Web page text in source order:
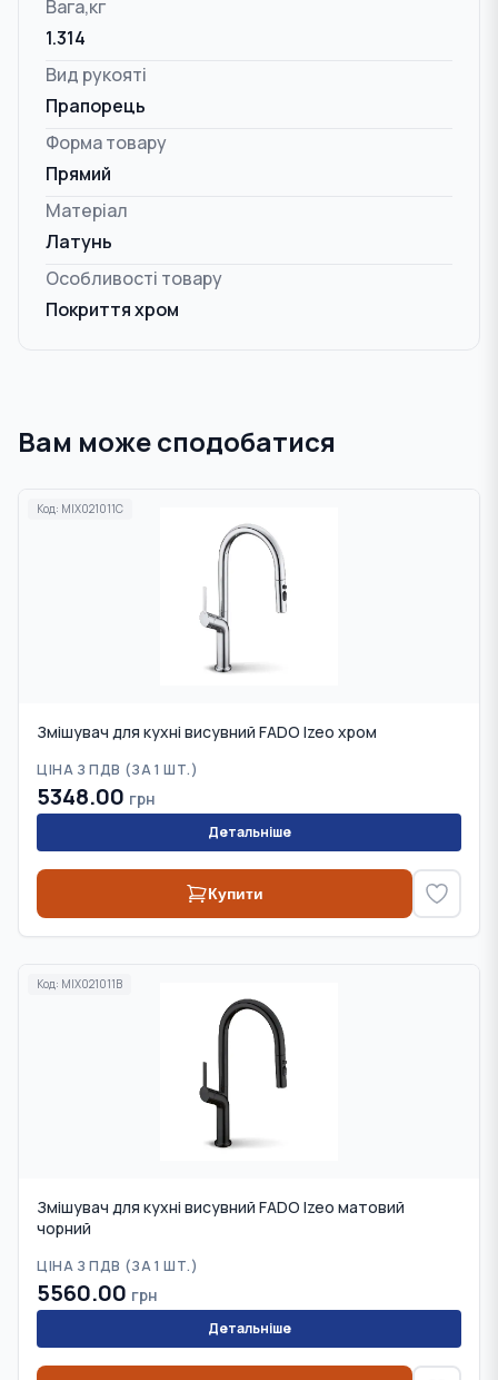
Вага,кг
1.314
Вид рукояті
Прапорець
Форма товару
Прямий
Матеріал
Латунь
Особливості товару
Покриття хром
Вам може сподобатися
Код: MIX021011C
Змішувач для кухні висувний FADO Izeo хром
ЦІНА З ПДВ (ЗА 1 ШТ.)
5348.00 грн
Детальніше
Купити
Код: MIX021011B
Змішувач для кухні висувний FADO Izeo матовий
чорний
ЦІНА З ПДВ (ЗА 1 ШТ.)
5560.00 грн
Детальніше